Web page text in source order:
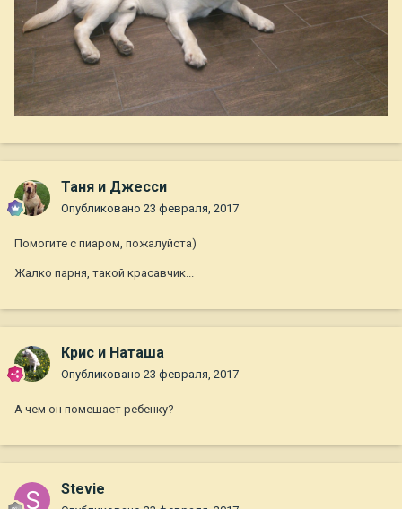
Таня и Джесси
Опубликовано 23 февраля, 2017
Помогите с пиаром, пожалуйста)
Жалко парня, такой красавчик...
Крис и Наташа
Опубликовано 23 февраля, 2017
А чем он помешает ребенку?
Stevie